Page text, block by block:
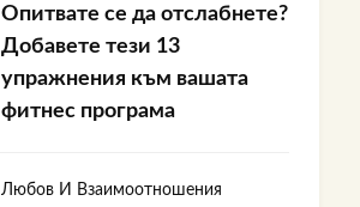
Опитвате се да отслабнете?
Добавете тези 13
упражнения към вашата
фитнес програма
Любов И Взаимоотношения